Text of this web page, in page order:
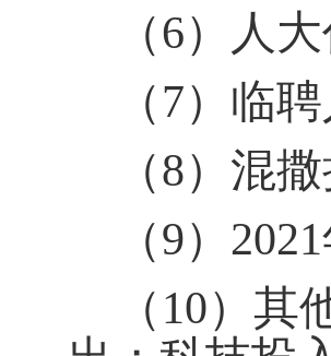
（6）人
（7）临
（8）混
（9） 2021
（10）其